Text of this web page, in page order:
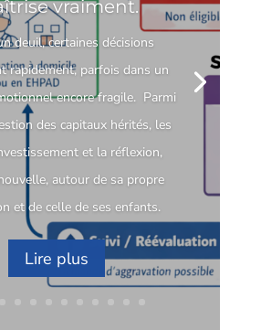
vraiment.
deuil, certaines décisions
rapidement, parfois dans un
encore fragile. Parmi
des capitaux hérités, les
et la réflexion,
autour de sa propre
et de celle de ses enfants.
Lire plus